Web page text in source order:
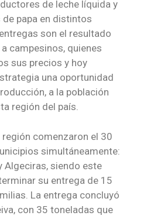
de leche líquida y
papa en distintos
son el resultado
campesinos, quienes
sus precios y hoy
una oportunidad
a la población
región del país.
comenzaron el 30
simultáneamente:
Algeciras, siendo este
su entrega de 15
La entrega concluyó
con 35 toneladas que